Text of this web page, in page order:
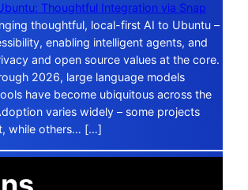
Thoughtful Integration via Snap
thoughtful, local-first AI to Ubuntu –
enabling intelligent agents, and
and open source values at the core.
2026, large language models
have become ubiquitous across the
varies widely – some projects
while others… […]